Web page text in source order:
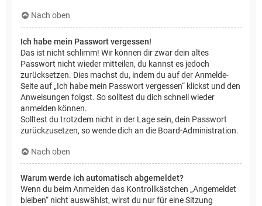
Nach oben
Ich habe mein Passwort vergessen!
Das ist nicht schlimm! Wir können dir zwar dein altes
Passwort nicht wieder mitteilen, du kannst es jedoch
zurücksetzen. Dies machst du, indem du auf der Anmelde-
Seite auf „Ich habe mein Passwort vergessen“ klickst und den
Anweisungen folgst. So solltest du dich schnell wieder
anmelden können.
Solltest du trotzdem nicht in der Lage sein, dein Passwort
zurückzusetzen, so wende dich an die Board-Administration.
Nach oben
Warum werde ich automatisch abgemeldet?
Wenn du beim Anmelden das Kontrollkästchen „Angemeldet
bleiben“ nicht auswählst, wirst du nur für eine Sitzung